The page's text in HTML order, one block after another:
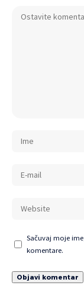
Sačuvaj moje
komentare.